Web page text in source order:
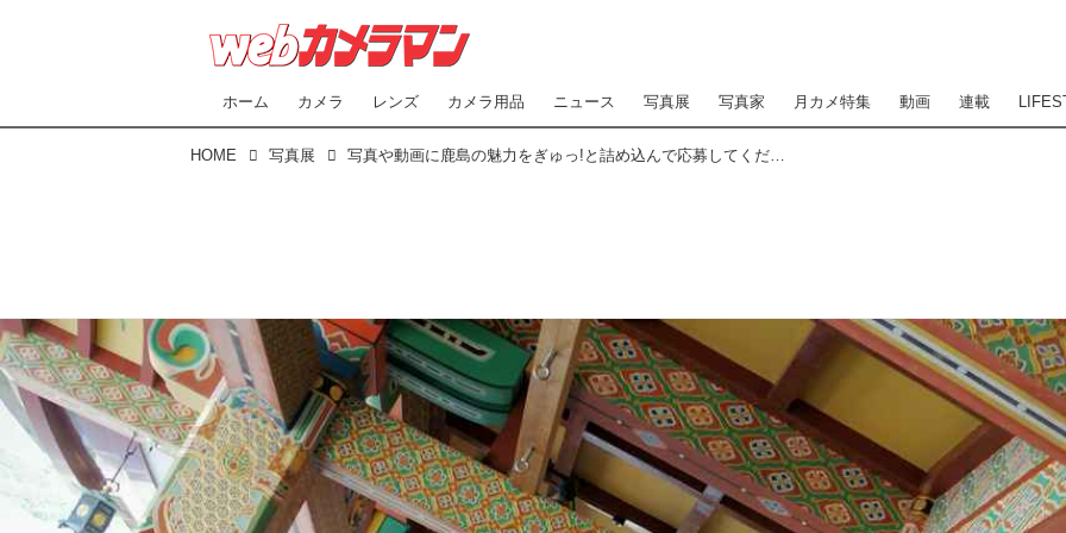
ホーム カメラ レンズ カメラ用品 ニュース 写真展 写真家 月カメ特集 動画 連載
HOME 写真展 写真や動画に鹿島の魅力をぎゅっ!と詰め込んで応募してください!鹿島もようキャンペーン実施中！